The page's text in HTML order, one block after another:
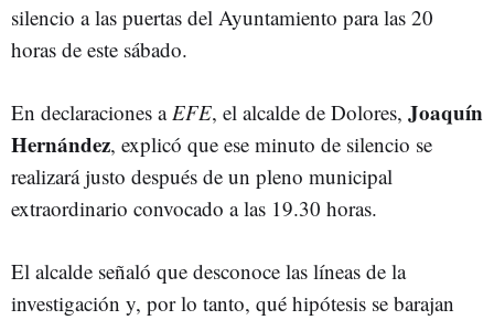
silencio a las puertas del Ayuntamiento para las 20
horas de este sábado.
En declaraciones a EFE, el alcalde de Dolores, Joaquín
Hernández, explicó que ese minuto de silencio se
realizará justo después de un pleno municipal
extraordinario convocado a las 19.30 horas.
El alcalde señaló que desconoce las líneas de la
investigación y, por lo tanto, qué hipótesis se barajan